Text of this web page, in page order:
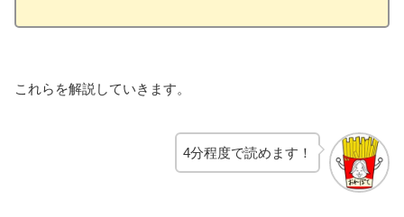
これらを解説していきます。
4分程度で読めます！